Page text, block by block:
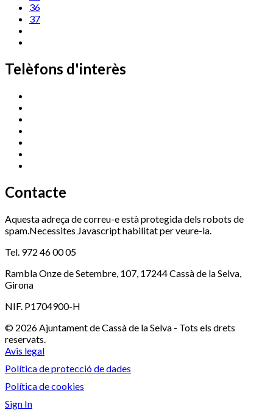
36
37
Telèfons d'interès
Contacte
Aquesta adreça de correu-e està protegida dels robots de
spam.Necessites Javascript habilitat per veure-la.
Tel. 972 46 00 05
Rambla Onze de Setembre, 107, 17244 Cassà de la Selva,
Girona
NIF. P1704900-H
© 2026 Ajuntament de Cassà de la Selva - Tots els drets
reservats.
Avis legal
Política de protecció de dades
Política de cookies
Sign In